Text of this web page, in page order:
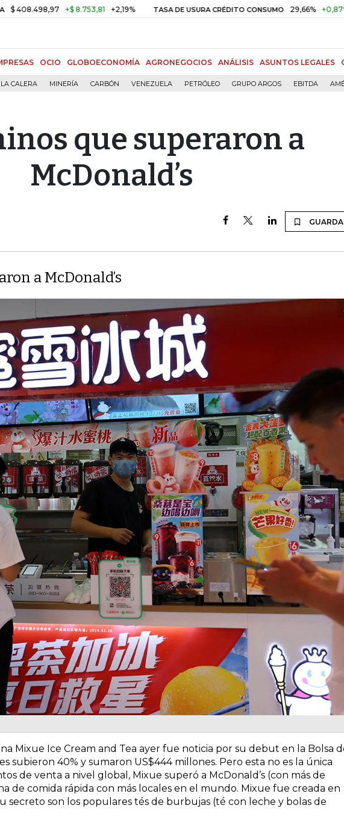
+$ 8.753,81 +2,19% TASA DE USURA CRÉDITO CONSUMO 29,66% +0,87% +3,02%
OCIO GLOBOECONOMÍA AGRONEGOCIOS ANÁLISIS ASUNTOS LEGALES
LA CALERA MINERÍA CARBÓN VENEZUELA PETRÓLEO GRUPO ARGOS EBITDA
que superaron a
McDonald’s
a McDonald’s
Mixue Ice Cream and Tea ayer fue noticia por su debut en la Bolsa
subieron 40% y sumaron US$444 millones. Pero esta no es la única
de venta a nivel global, Mixue superó a McDonald’s (con más de
de comida rápida con más locales en el mundo. Mixue fue creada en
secreto son los populares tés de burbujas (té con leche y bolas de